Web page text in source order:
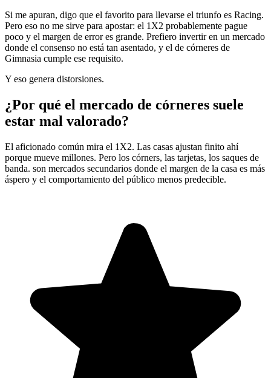
Si me apuran, digo que el favorito para llevarse el triunfo es Racing.
Pero eso no me sirve para apostar: el 1X2 probablemente pague
poco y el margen de error es grande. Prefiero invertir en un mercado
donde el consenso no está tan asentado, y el de córneres de
Gimnasia cumple ese requisito.
Y eso genera distorsiones.
¿Por qué el mercado de córneres suele
estar mal valorado?
El aficionado común mira el 1X2. Las casas ajustan finito ahí
porque mueve millones. Pero los córners, las tarjetas, los saques de
banda. son mercados secundarios donde el margen de la casa es más
áspero y el comportamiento del público menos predecible.